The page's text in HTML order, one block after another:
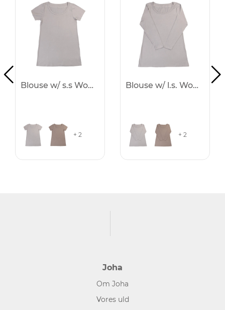
Blouse w/ s.s Women
+ 2
Blouse w/ l.s. Women
+ 2
Joha
Om Joha
Vores uld